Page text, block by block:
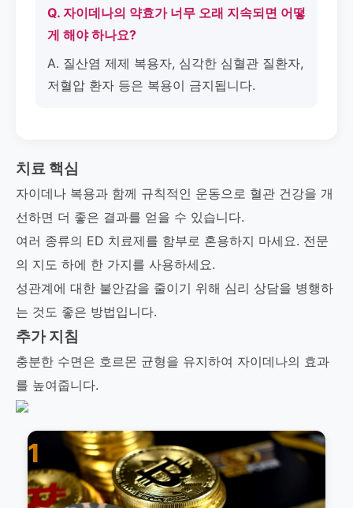
Q. 자이데나의 약효가 너무 오래 지속되면 어떻
게 해야 하나요?
A. 질산염 제제 복용자, 심각한 심혈관 질환자,
저혈압 환자 등은 복용이 금지됩니다.
치료 핵심
자이데나 복용과 함께 규칙적인 운동으로 혈관 건강을 개
선하면 더 좋은 결과를 얻을 수 있습니다.
여러 종류의 ED 치료제를 함부로 혼용하지 마세요. 전문
의 지도 하에 한 가지를 사용하세요.
성관계에 대한 불안감을 줄이기 위해 심리 상담을 병행하
는 것도 좋은 방법입니다.
추가 지침
충분한 수면은 호르몬 균형을 유지하여 자이데나의 효과
를 높여줍니다.
1